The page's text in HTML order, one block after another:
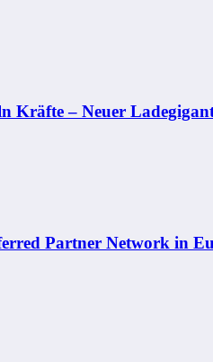
Kräfte – Neuer
Partner Network in